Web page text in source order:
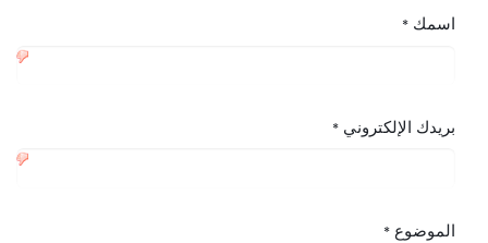
اسمك *
بريدك الإلكتروني *
الموضوع *